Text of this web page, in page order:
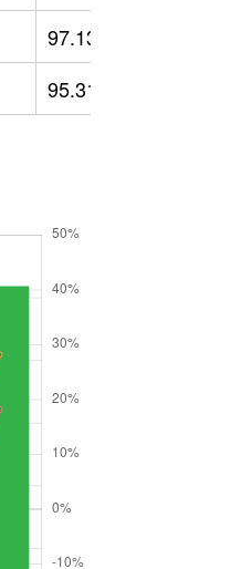
97.13
95.31